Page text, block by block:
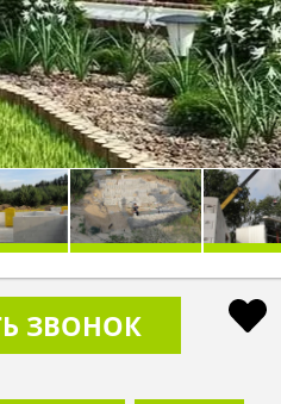
ЗВОНОК